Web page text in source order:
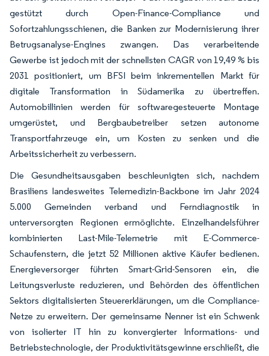
gestützt durch Open-Finance-Compliance und
Sofortzahlungsschienen, die Banken zur Modernisierung ihrer
Betrugsanalyse-Engines zwangen. Das verarbeitende
Gewerbe ist jedoch mit der schnellsten CAGR von 19,49 % bis
2031 positioniert, um BFSI beim inkrementellen Markt für
digitale Transformation in Südamerika zu übertreffen.
Automobillinien werden für softwaregesteuerte Montage
umgerüstet, und Bergbaubetreiber setzen autonome
Transportfahrzeuge ein, um Kosten zu senken und die
Arbeitssicherheit zu verbessern.
Die Gesundheitsausgaben beschleunigten sich, nachdem
Brasiliens landesweites Telemedizin-Backbone im Jahr 2024
5.000 Gemeinden verband und Ferndiagnostik in
unterversorgten Regionen ermöglichte. Einzelhandelsführer
kombinierten Last-Mile-Telemetrie mit E-Commerce-
Schaufenstern, die jetzt 52 Millionen aktive Käufer bedienen.
Energieversorger führten Smart-Grid-Sensoren ein, die
Leitungsverluste reduzieren, und Behörden des öffentlichen
Sektors digitalisierten Steuererklärungen, um die Compliance-
Netze zu erweitern. Der gemeinsame Nenner ist ein Schwenk
von isolierter IT hin zu konvergierter Informations- und
Betriebstechnologie, der Produktivitätsgewinne erschließt, die